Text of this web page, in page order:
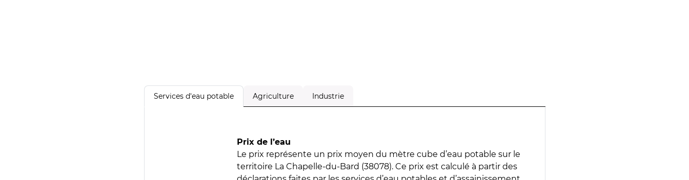
Services d'eau potable Agriculture Industrie
Prix de l’eau
Le prix représente un prix moyen du mètre cube d’eau potable sur le
territoire La Chapelle-du-Bard (38078). Ce prix est calculé à partir des